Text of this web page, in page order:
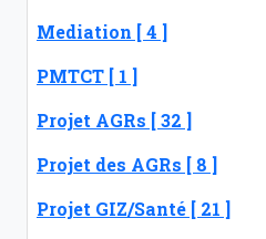
Mediation [ 4 ]
PMTCT [ 1 ]
Projet AGRs [ 32 ]
Projet des AGRs [ 8 ]
Projet GIZ/Santé [ 21 ]